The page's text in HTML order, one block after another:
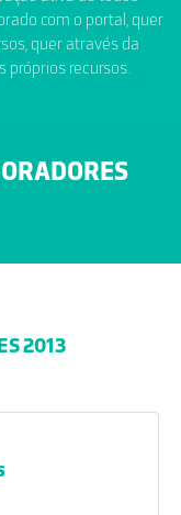
com o portal, quer
quer através da
próprios recursos.
2013